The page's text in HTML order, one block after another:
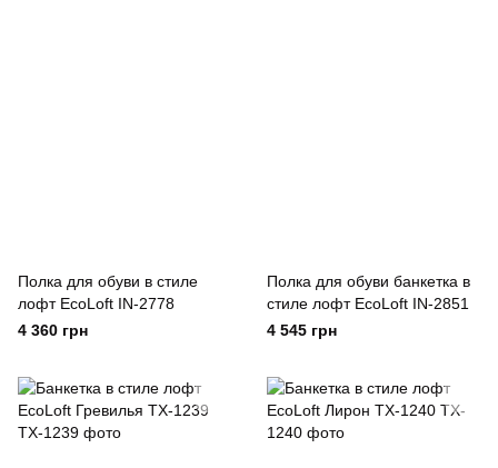
Полка для обуви в стиле
лофт EcoLoft IN-2778
4 360 грн
Полка для обуви банкетка в
стиле лофт EcoLoft IN-2851
4 545 грн